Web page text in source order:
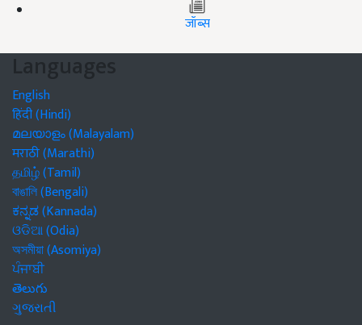
जॉब्स
Languages
English
हिंदी (Hindi)
മലയാളം (Malayalam)
मराठी (Marathi)
தமிழ் (Tamil)
বাঙালি (Bengali)
ಕನ್ನಡ (Kannada)
ଓଡିଆ (Odia)
অসমীয়া (Asomiya)
ਪੰਜਾਬੀ
తెలుగు
ગુજરાતી